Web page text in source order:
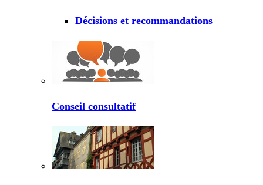
Décisions et recommandations
Conseil consultatif